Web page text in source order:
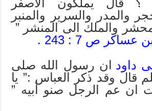
والمدر والسرير والمنبر
والملك الى المنشر ”
ص 7 : 243 .
داود ان رسول الله صلى
قال وقد ذكر العباس :” يا
ان عم الرجل صنو أبيه ”